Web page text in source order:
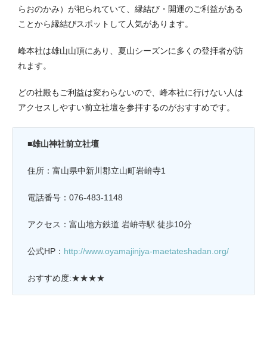
らおのかみ）が祀られていて、縁結び・開運のご利益がある
ことから縁結びスポットして人気があります。
峰本社は雄山山頂にあり、夏山シーズンに多くの登拝者が訪
れます。
どの社殿もご利益は変わらないので、峰本社に行けない人は
アクセスしやすい前立社壇を参拝するのがおすすめです。
■雄山神社前立社壇
住所：富山県中新川郡立山町岩峅寺1
電話番号：076-483-1148
アクセス：富山地方鉄道 岩峅寺駅 徒歩10分
公式HP： http://www.oyamajinjya-maetateshadan.org/
おすすめ度:★★★★